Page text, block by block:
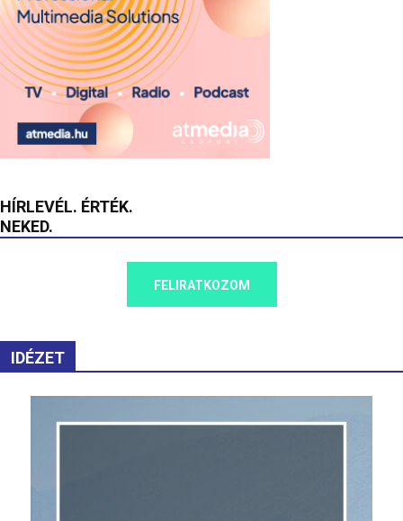
HÍRLEVÉL. ÉRTÉK.
NEKED.
FELIRATKOZOM
IDÉZET